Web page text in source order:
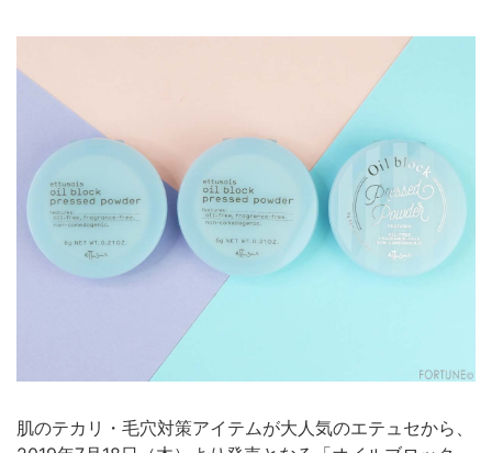
肌のテカリ・毛穴対策アイテムが大人気のエテュセから、